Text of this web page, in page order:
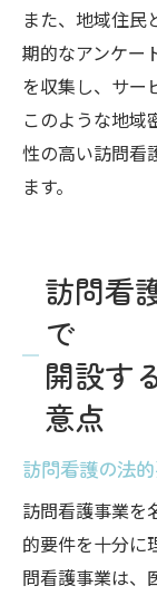
また、地域住民
期的なアンケー
を収集し、サー
このような地域
性の高い訪問看
ます。
訪問看
で
開設す
意点
訪問看護の法
訪問看護事業を
的要件を十分に
問看護事業は、